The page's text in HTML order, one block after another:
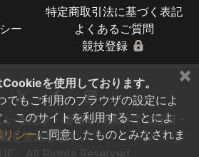
特定商取引法に基づく表記
ー
よくあるご質問
競技登録
る文章・画像等の無断での複製・
を禁止します。
All Rights Reserved.
×
を使用しております。
もご利用のブラウザの設定によ
このサイトを利用することによ
シーに同意したものとみなされま